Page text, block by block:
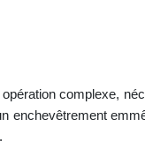
complexe,
enchevêtrement